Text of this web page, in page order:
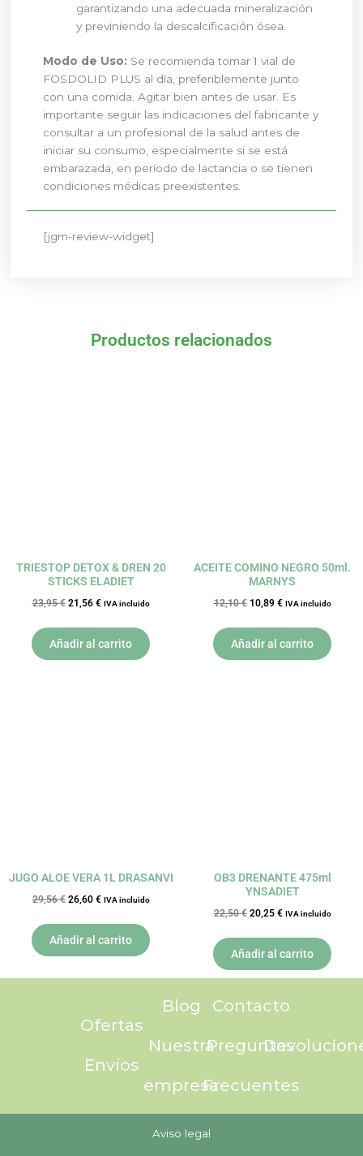
garantizando una adecuada mineralización
y previniendo la descalcificación ósea.
Modo de Uso: Se recomienda tomar 1 vial de
FOSDOLID PLUS al día, preferiblemente junto
con una comida. Agitar bien antes de usar. Es
importante seguir las indicaciones del fabricante y
consultar a un profesional de la salud antes de
iniciar su consumo, especialmente si se está
embarazada, en período de lactancia o se tienen
condiciones médicas preexistentes.
[jgm-review-widget]
Productos relacionados
TRIESTOP DETOX & DREN 20
STICKS ELADIET
23,95€ 21,56 € IVA incluido
Añadir al carrito
ACEITE COMINO NEGRO 50ml.
MARNYS
12,10€ 10,89 € IVA incluido
Añadir al carrito
JUGO ALOE VERA 1L DRASANVI
29,56€ 26,60 € IVA incluido
Añadir al carrito
OB3 DRENANTE 475ml
YNSADIET
22,50€ 20,25 € IVA incluido
Añadir al carrito
Ofertas
Envíos
Blog
Nuestra
empresa
Contacto
Preguntas
Frecuentes
Aviso legal